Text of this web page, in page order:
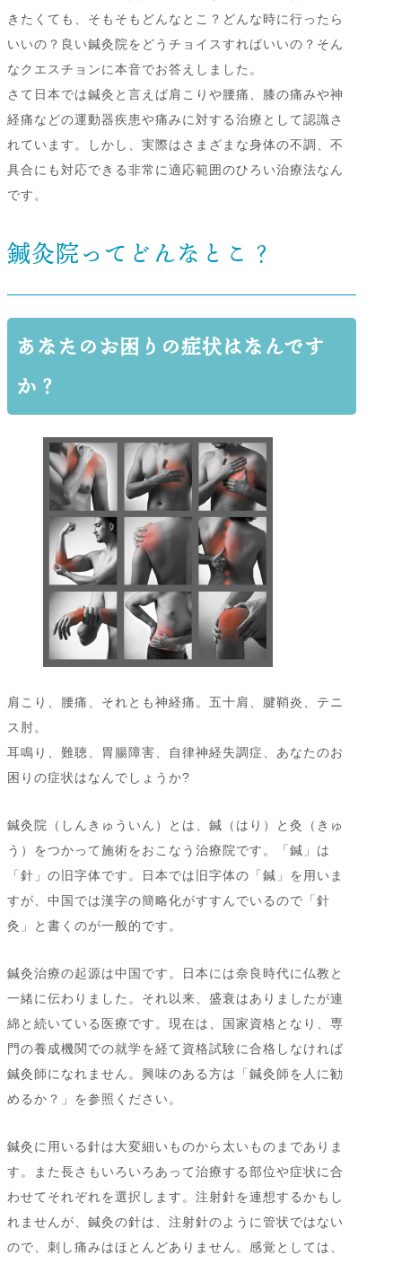
きたくても、そもそもどんなとこ？どんな時に行ったら
いいの？良い鍼灸院をどうチョイスすればいいの？そん
なクエスチョンに本音でお答えしました。
さて日本では鍼灸と言えば肩こりや腰痛、膝の痛みや神
経痛などの運動器疾患や痛みに対する治療として認識さ
れています。しかし、実際はさまざまな身体の不調、不
具合にも対応できる非常に適応範囲のひろい治療法なん
です。
鍼灸院ってどんなとこ？
あなたのお困りの症状はなんです
か？
肩こり、腰痛、それとも神経痛。五十肩、腱鞘炎、テニ
ス肘。
耳鳴り、難聴、胃腸障害、自律神経失調症、あなたのお
困りの症状はなんでしょうか?
鍼灸院（しんきゅういん）とは、鍼（はり）と灸（きゅ
う）をつかって施術をおこなう治療院です。「鍼」は
「針」の旧字体です。日本では旧字体の「鍼」を用いま
すが、中国では漢字の簡略化がすすんでいるので「針
灸」と書くのが一般的です。
鍼灸治療の起源は中国です。日本には奈良時代に仏教と
一緒に伝わりました。それ以来、盛衰はありましたが連
綿と続いている医療です。現在は、国家資格となり、専
門の養成機関での就学を経て資格試験に合格しなければ
鍼灸師になれません。興味のある方は「鍼灸師を人に勧
めるか？」を参照ください。
鍼灸に用いる針は大変細いものから太いものまでありま
す。また長さもいろいろあって治療する部位や症状に合
わせてそれぞれを選択します。注射針を連想するかもし
れませんが、鍼灸の針は、注射針のように管状ではない
ので、刺し痛みはほとんどありません。感覚としては、